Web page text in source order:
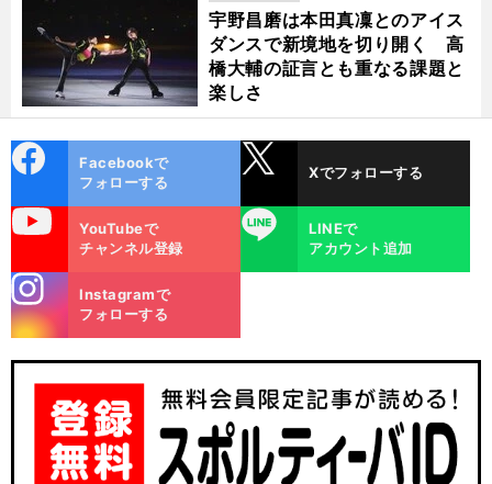
宇野昌磨は本田真凜とのアイス
ダンスで新境地を切り開く 高
橋大輔の証言とも重なる課題と
楽しさ
ok
Facebookで
フォローする
Xでフォローする
YouTubeで
チャンネル登録
LINE
LINEで
アカウント追加
m
Instagramで
フォローする